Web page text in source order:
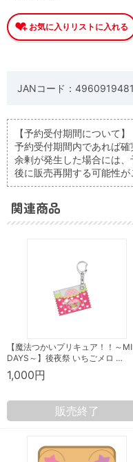
JANコード：
【予約受付期間について】
予約受付期間内であれば確
余剰が発生した場合には
後に販売再開する可能性が
関連商品
【魔法つかいプリキュア！！～
DAYS～】後夜祭 いちごメロ …
1,000円
販売終了